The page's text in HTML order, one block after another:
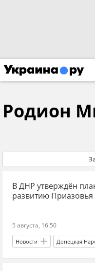
Родион
В ДНР утверждён
развитию Приазовья
5 августа, 16:50
Новости Донецкая
Украина.ру Главные